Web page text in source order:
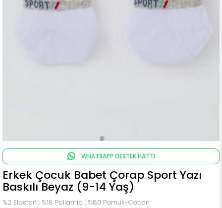
WHATSAPP DESTEK HATTI
Erkek Çocuk Babet Çorap Sport Yazı
Baskılı Beyaz (9-14 Yaş)
%2 Elastan , %18 Poliamid , %80 Pamuk-Cotton